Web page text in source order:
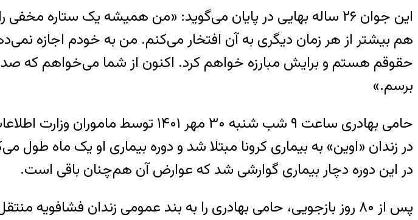
این جوان ۲۶ ساله بهایی در پایان می‌گوید: «من همیشه یک
هم بیشتر از هر زمان دیگری به آن افتخار می‌کنم. من به خودم اجازه
حقوقم هستم و برایش مبارزه خواهم کرد. اکنون از شما می‌خواهم که
برسم.»
حامی بهادری ساعت ۹ شب شنبه ۳۰ مهر
در زندان «اوین» به بیماری کرونا مبتلا شد و دوره بیماری او یک ماه
در این دوره دچار بیماری گوارشی شد که عوارض آن هم‌چنان باقی است.
پس از ۸۰ روز بازجویی، حامی بهادری را به بند عمومی زندان